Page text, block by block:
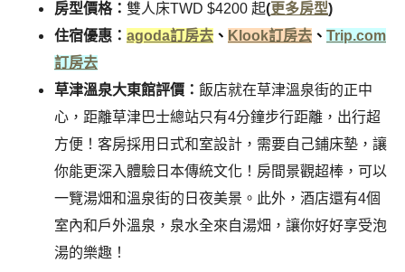
房型價格： 雙人床TWD $4200 起(更多房型)
住宿優惠： agoda訂房去 、 Klook訂房去 、 Trip.com
訂房去
草津溫泉大東館評價： 飯店就在草津溫泉街的正中
心，距離草津巴士總站只有4分鐘步行距離，出行超
方便！客房採用日式和室設計，需要自己鋪床墊，讓
你能更深入體驗日本傳統文化！房間景觀超棒，可以
一覽湯畑和溫泉街的日夜美景。此外，酒店還有4個
室內和戶外溫泉，泉水全來自湯畑，讓你好好享受泡
湯的樂趣！